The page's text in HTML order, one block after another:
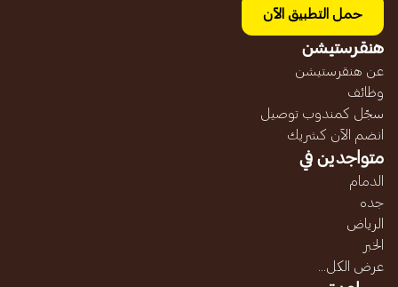
حمل التطبيق الآن
هنقرستيشن
عن هنقرستيشن
وظائف
سجّل كمندوب توصيل
انضم الآن كشريك
متواجدين في
الدمام
جده
الرياض
الخبر
عرض الكل...